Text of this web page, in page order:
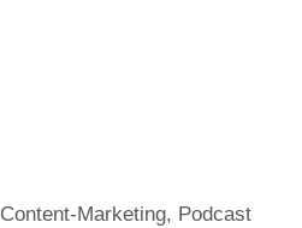
Content-Marketing, Podcast